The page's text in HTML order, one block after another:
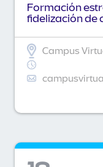
Formación
fidelización de
Campus